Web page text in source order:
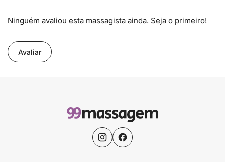
Ninguém avaliou esta massagista ainda. Seja o primeiro!
Avaliar